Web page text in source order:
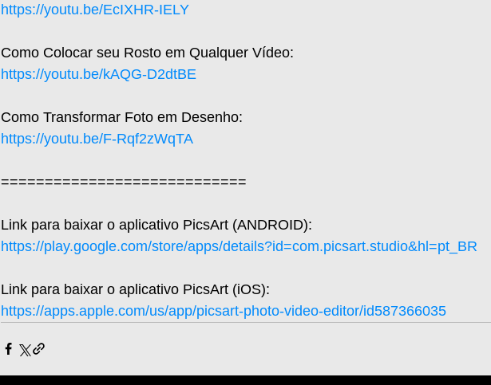
https://youtu.be/EcIXHR-IELY
Como Colocar seu Rosto em Qualquer Vídeo:
https://youtu.be/kAQG-D2dtBE
Como Transformar Foto em Desenho:
https://youtu.be/F-Rqf2zWqTA
============================
Link para baixar o aplicativo PicsArt (ANDROID):
https://play.google.com/store/apps/details?id=com.picsart.studio&hl=pt_BR
Link para baixar o aplicativo PicsArt (iOS):
https://apps.apple.com/us/app/picsart-photo-video-editor/id587366035